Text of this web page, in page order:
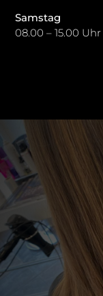
Samstag
08.00 – 15.00 Uhr